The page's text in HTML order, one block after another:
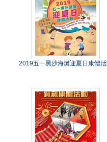
2019五一黑沙海灘迎夏日康體